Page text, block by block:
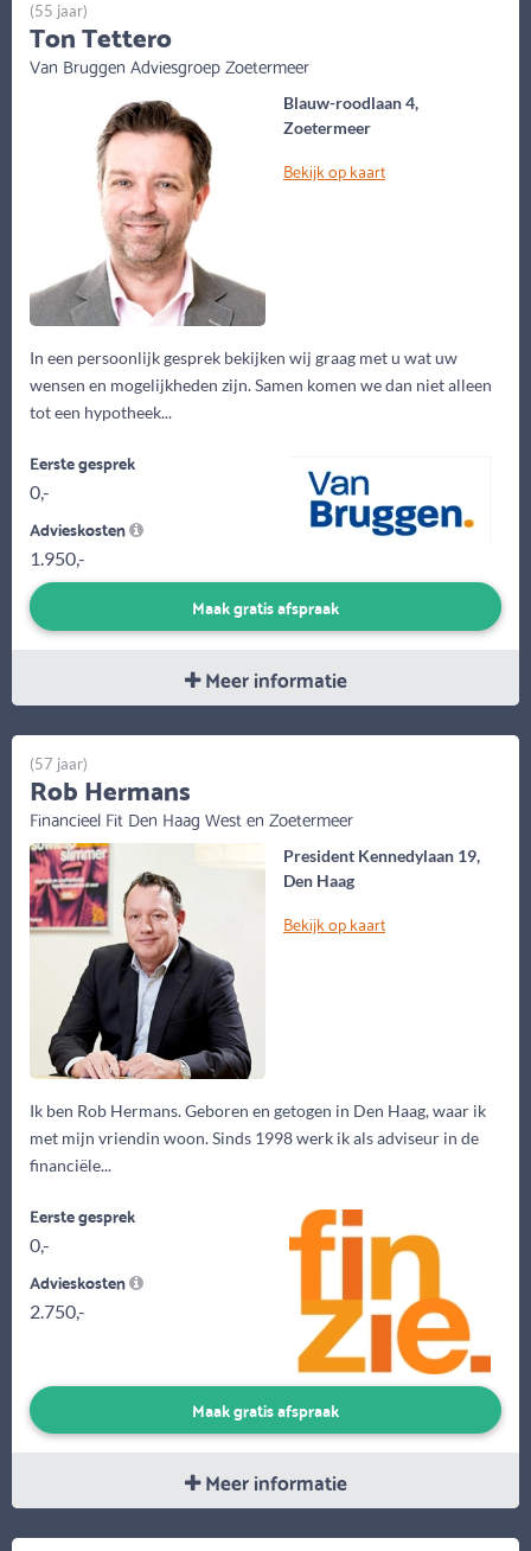
Blauw-roodlaan 4,
Zoetermeer
Bekijk op kaart
In een persoonlijk gesprek bekijken wij graag met u wat uw
wensen en mogelijkheden zijn. Samen komen we dan niet alleen
tot een hypotheek...
(55 jaar)
Ton Tettero
Van Bruggen Adviesgroep Zoetermeer
Eerste gesprek
0,-
Advieskosten
1.950,-
Maak gratis afspraak
Meer informatie
President Kennedylaan 19,
Den Haag
Bekijk op kaart
Ik ben Rob Hermans. Geboren en getogen in Den Haag, waar ik
met mijn vriendin woon. Sinds 1998 werk ik als adviseur in de
financiële...
(57 jaar)
Rob Hermans
Financieel Fit Den Haag West en Zoetermeer
Eerste gesprek
0,-
Advieskosten
2.750,-
Maak gratis afspraak
Meer informatie